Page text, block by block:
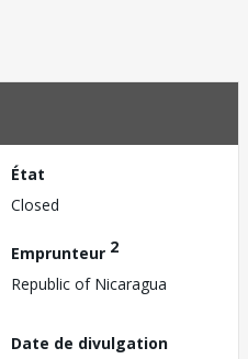
État
Closed
Emprunteur 2
Republic of Nicaragua
Date de divulgation